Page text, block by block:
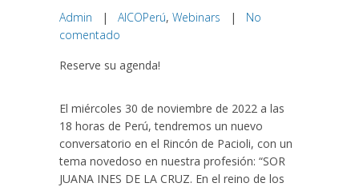
Admin | AICOPerú, Webinars | No
comentado
Reserve su agenda!
El miércoles 30 de noviembre de 2022 a las
18 horas de Perú, tendremos un nuevo
conversatorio en el Rincón de Pacioli, con un
tema novedoso en nuestra profesión: “SOR
JUANA INES DE LA CRUZ. En el reino de los